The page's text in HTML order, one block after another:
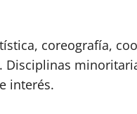
coreografía,
interés.